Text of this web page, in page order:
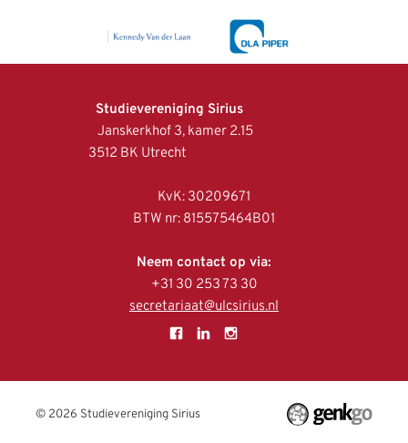
Studievereniging Sirius
Janskerkhof 3, kamer 2.15
3512 BK Utrecht
KvK: 30209671
BTW nr: 815575464B01
Neem contact op via:
+31 30 253 73 30
secretariaat@ulcsirius.nl
© 2026 Studievereniging Sirius